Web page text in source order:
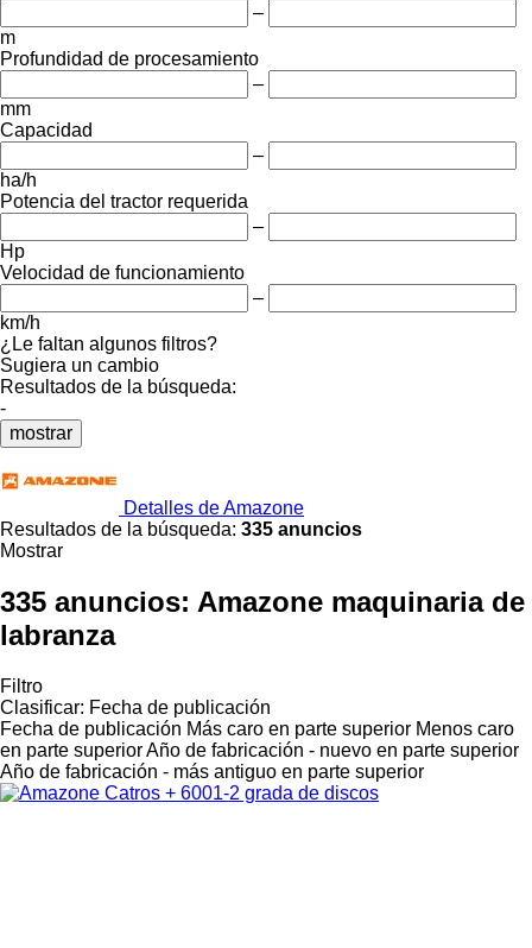
–
m
Profundidad de procesamiento
–
mm
Capacidad
–
ha/h
Potencia del tractor requerida
–
Hp
Velocidad de funcionamiento
–
km/h
¿Le faltan algunos filtros?
Sugiera un cambio
Resultados de la búsqueda:
-
mostrar
Detalles de Amazone
Resultados de la búsqueda: 335 anuncios
Mostrar
335 anuncios: Amazone maquinaria de
labranza
Filtro
Clasificar: Fecha de publicación
Fecha de publicación Más caro en parte superior Menos caro
en parte superiorAño de fabricación - nuevo en parte superior
Año de fabricación - más antiguo en parte superior